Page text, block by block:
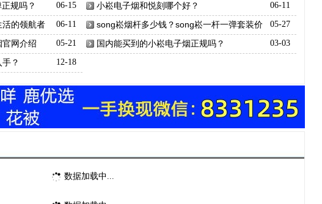
06-15
规吗？ 06-11
小崧电子烟和悦刻哪个好？
06-11
活的领航者 05-27
song崧烟杆多少钱？song崧一杆一弹套装价
格多少？
05-21
网介绍 03-03
国内能买到的小崧电子烟正规吗？
12-18
？
数据加载中...